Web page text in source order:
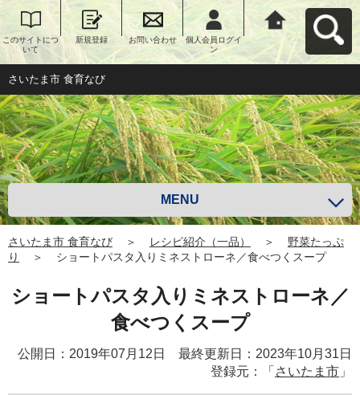
このサイトにつ
いて
新規登録 お問い合わせ
個人会員ログイ
ン
さいたま市 食育
なびへ戻る
さいたま市 食育なび
MENU
さいたま市 食育なび ＞ レシピ紹介（一品） ＞
野菜たっぷ
り
＞ ショートパスタ入りミネストローネ／食べつくスープ
ショートパスタ入りミネストローネ／
食べつくスープ
公開日：2019年07月12日 最終更新日：2023年10月31日
登録元：「 さいたま市 」